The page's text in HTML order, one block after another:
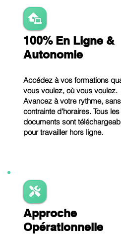
100% En Ligne &
Autonomie
Accédez à vos formations
vous voulez, où vous voulez.
Avancez à votre rythme, sans
contrainte d'horaires. Tous les
documents sont
pour travailler hors ligne.
Approche
Opérationnelle